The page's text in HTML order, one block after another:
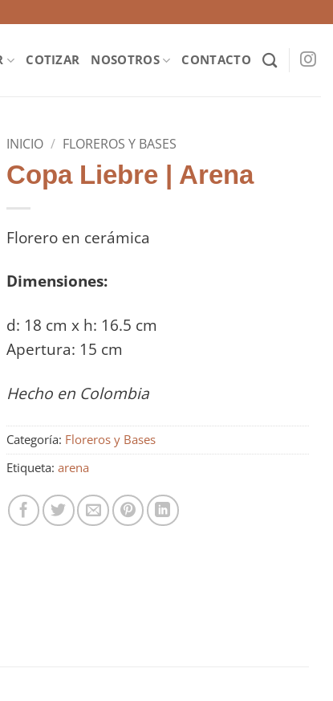
COTIZAR NOSOTROS CONTACTO
INICIO / FLOREROS Y BASES
Copa Liebre | Arena
Florero en cerámica
Dimensiones:
d: 18 cm x h: 16.5 cm
Apertura: 15 cm
Hecho en Colombia
Categoría: Floreros y Bases
Etiqueta: arena